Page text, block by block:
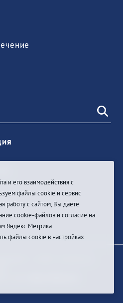
с сайта ссылка на
сайта
и его взаимодействия с
файлы cookie и сервис
работу с сайтом, Вы даете
cookie-файлов и согласие на
Яндекс.Метрика.
файлы cookie в настройках